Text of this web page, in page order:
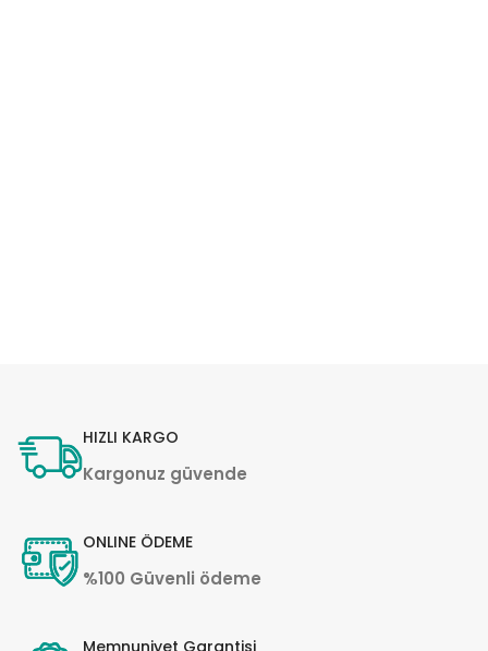
HIZLI KARGO
Kargonuz güvende
ONLINE ÖDEME
%100 Güvenli ödeme
Memnuniyet Garantisi